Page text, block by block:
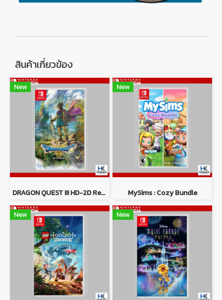
สินค้าเกี่ยวข้อง
New
DRAGON QUEST III HD-2D Remake
New
MySims : Cozy Bundle
New New